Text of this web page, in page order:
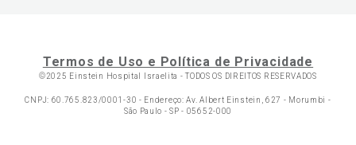
Termos de Uso e Política de Privacidade
©2025 Einstein Hospital Israelita -TODOS OS DIREITOS RESERVADOS
CNPJ: 60.765.823/0001-30 - Endereço: Av. Albert Einstein, 627 - Morumbi -
São Paulo - SP - 05652-000